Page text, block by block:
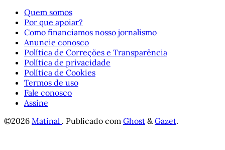
Quem somos
Por que apoiar?
Como financiamos nosso jornalismo
Anuncie conosco
Política de Correções e Transparência
Política de privacidade
Política de Cookies
Termos de uso
Fale conosco
Assine
©2026 Matinal . Publicado com Ghost &Gazet.